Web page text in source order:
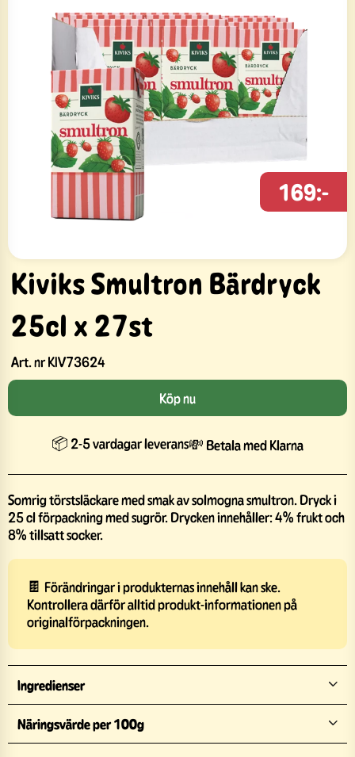
Kiviks Smultron Bärdryck
25cl x 27st
Art. nrKIV73624
169:-
Köp nu
📦 2-5 vardagar leverans💸 Betala med Klarna
Somrig törstsläckare med smak av solmogna smultron. Dryck i
25 cl förpackning med sugrör. Drycken innehåller: 4% frukt och
8% tillsatt socker.
🍫 Förändringar i produkternas innehåll kan ske.
Kontrollera därför alltid produkt-informationen på
originalförpackningen.
Ingredienser
Näringsvärde per 100g